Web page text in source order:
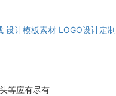
设计模板素材 LOGO设计定制
等应有尽有